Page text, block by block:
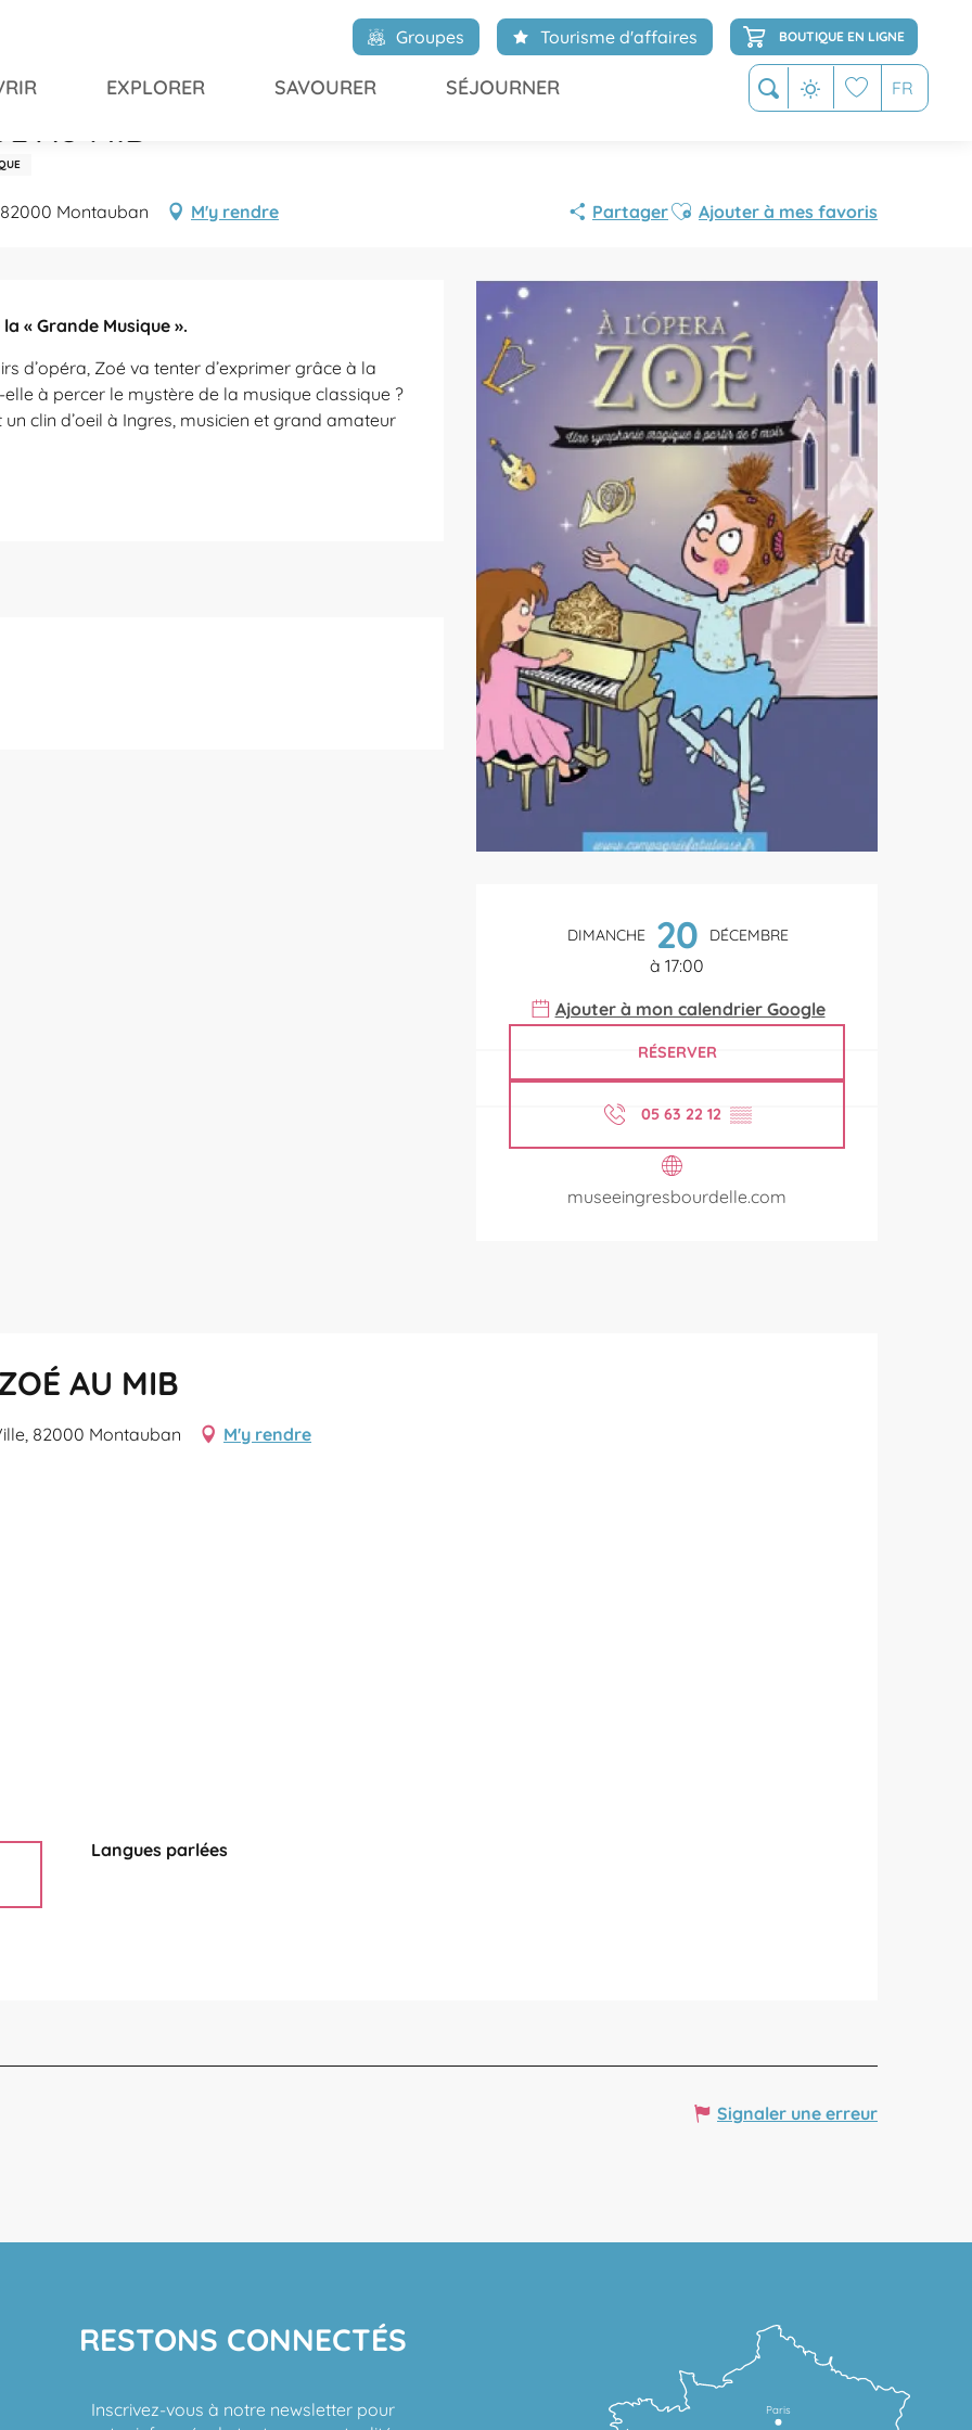
Recherche FR
Groupes Tourisme d'affaires BOUTIQUE EN LIGNE
EXPLORER SAVOURER SÉJOURNER
AU MIB
Montauban M'y rendre PartagerAjouter aux favoris
Ajouter à mes favoris
DIMANCHE 20 DÉCEMBRE
à 17:00
Ajouter à mon calendrier Google
RÉSERVER
05 63 22 12 ▒▒
museeingresbourdelle.com
« Grande Musique ».
d’opéra, Zoé va tenter d’exprimer grâce à la
à percer le mystère de la musique classique ?
clin d’oeil à Ingres, musicien et grand amateur
AU MIB
82000 Montauban M'y rendre
Langues parlées
Langues parlées
Signaler une erreur
RESTONS CONNECTÉS
Inscrivez-vous à notre newsletter pour
Paris